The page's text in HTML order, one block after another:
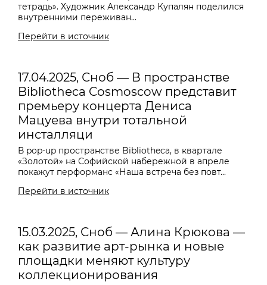
тетрадь». Художник Александр Купалян поделился
внутренними переживан...
Перейти в источник
17.04.2025, Сноб — В пространстве
Bibliotheca Cosmoscow представит
премьеру концерта Дениса
Мацуева внутри тотальной
инсталляци
В pop-up пространстве Bibliotheca, в квартале
«Золотой» на Софийской набережной в апреле
покажут перформанс «Наша встреча без повт...
Перейти в источник
15.03.2025, Сноб — Алина Крюкова —
как развитие арт-рынка и новые
площадки меняют культуру
коллекционирования